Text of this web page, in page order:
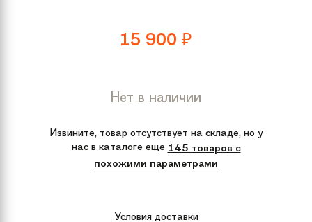
15 900 ₽
Нет в наличии
Извините, товар отсутствует на складе, но у
нас в каталоге еще 145 товаров с
похожими параметрами
Условия доставки